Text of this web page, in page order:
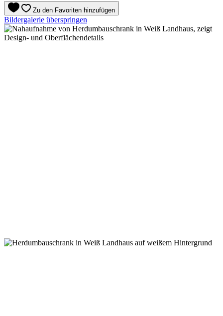
Zu den Favoriten hinzufügen
Bildergalerie überspringen